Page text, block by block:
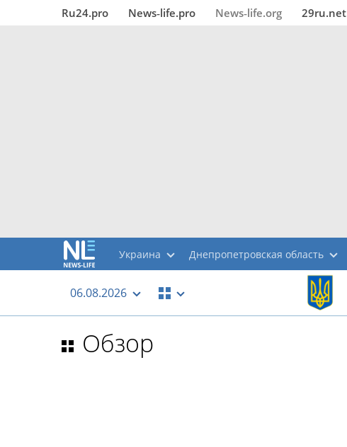
Ru24.pro News‑life.pro News‑life.org 29ru.net
Украина Днепропетровская область
06.08.2026
Обзор